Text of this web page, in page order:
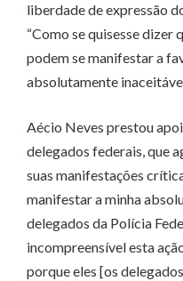
liberdade de expressão
“Como se quisesse dizer
podem se manifestar a
absolutamente
Aécio Neves prestou
delegados federais, que
suas manifestações
manifestar a minha
delegados da Polícia
incompreensível esta
porque eles [os